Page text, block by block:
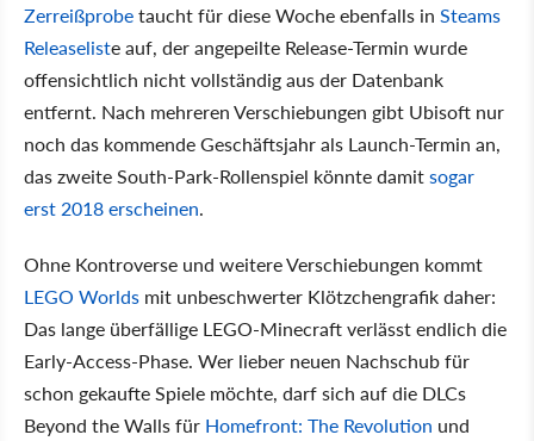
Zerreißprobetaucht für diese Woche ebenfalls in Steams
Releaseliste auf, der angepeilte Release-Termin wurde
offensichtlich nicht vollständig aus der Datenbank
entfernt. Nach mehreren Verschiebungen gibt Ubisoft nur
noch das kommende Geschäftsjahr als Launch-Termin an,
das zweite South-Park-Rollenspiel könnte damitsogar
erst 2018 erscheinen.
Ohne Kontroverse und weitere Verschiebungen kommt
LEGO Worlds mit unbeschwerter Klötzchengrafik daher:
Das lange überfällige LEGO-Minecraft verlässt endlich die
Early-Access-Phase. Wer lieber neuen Nachschub für
schon gekaufte Spiele möchte, darf sich auf die DLCs
Beyond the Walls für Homefront: The Revolution und